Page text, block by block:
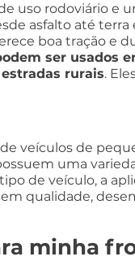
uso rodoviário e
asfalto até terra
boa tração e
ser usados
rurais.
veículos de
uma
de veículo, a
qualidade,
minha